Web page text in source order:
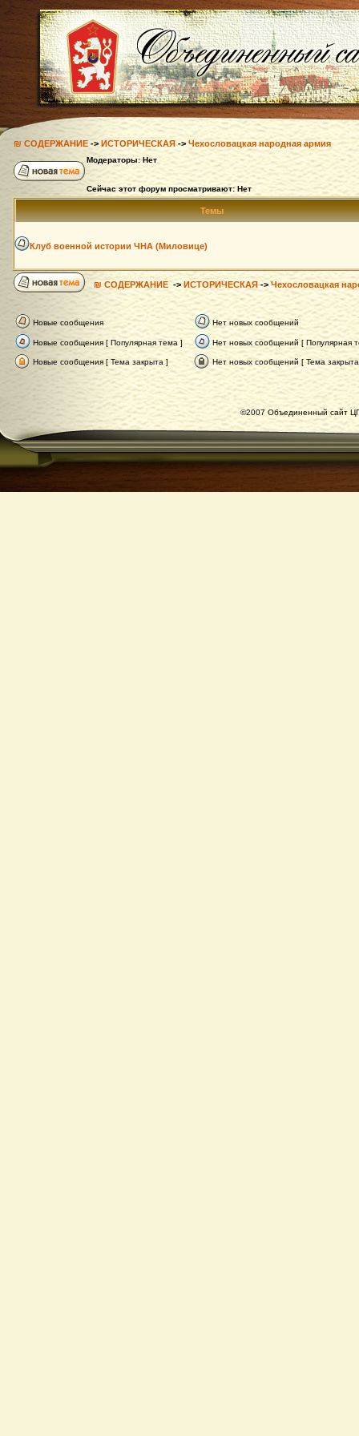
₪ СОДЕРЖАНИЕ-> ИСТОРИЧЕСКАЯ->Чехословацкая народная армия
Модераторы: Нет
Сейчас этот форум просматривают: Нет
Темы
Клуб военной истории ЧНА (Миловице)
₪ СОДЕРЖАНИЕ-> ИСТОРИЧЕСКАЯ->Чехословацкая
Новые сообщения Нет новых сообщений
Новые сообщения [ Популярная тема ] Нет новых сообщений [ Популярная
Новые сообщения [ Тема закрыта ] Нет новых сообщений [ Тема
©2007 Объединенный сайт